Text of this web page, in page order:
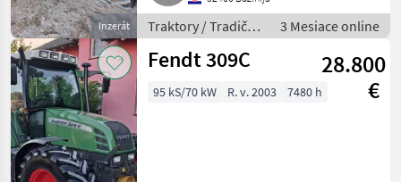
Inzerát
Traktory / Tradičný
traktor
3 Mesiace online
Fendt 309C
28.800
€
95 kS/70 kW R. v. 2003 7480 h